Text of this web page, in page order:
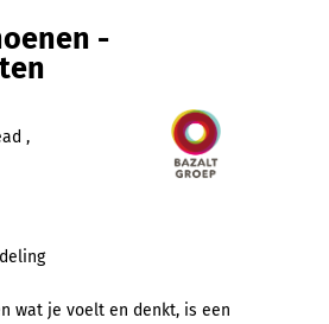
-
,
wat je voelt en denkt, is een